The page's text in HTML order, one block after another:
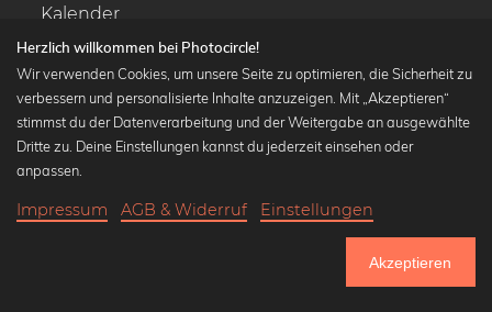
Bis Donnerstag: 20% Rabatt auf alle Bilder
Kalender
Beliebte Kollektionen
Wandbilder in schwarz-weiß
Klassiker der Kunstgeschichte
Herzlich willkommen bei Photocircle!
Wir verwenden Cookies, um unsere Seite zu optimieren, die Sicherheit zu
verbessern und personalisierte Inhalte anzuzeigen. Mit „Akzeptieren“
stimmst du der Datenverarbeitung und der Weitergabe an ausgewählte
Dritte zu. Deine Einstellungen kannst du jederzeit einsehen oder
anpassen.
Impressum AGB & Widerruf Einstellungen
Akzeptieren